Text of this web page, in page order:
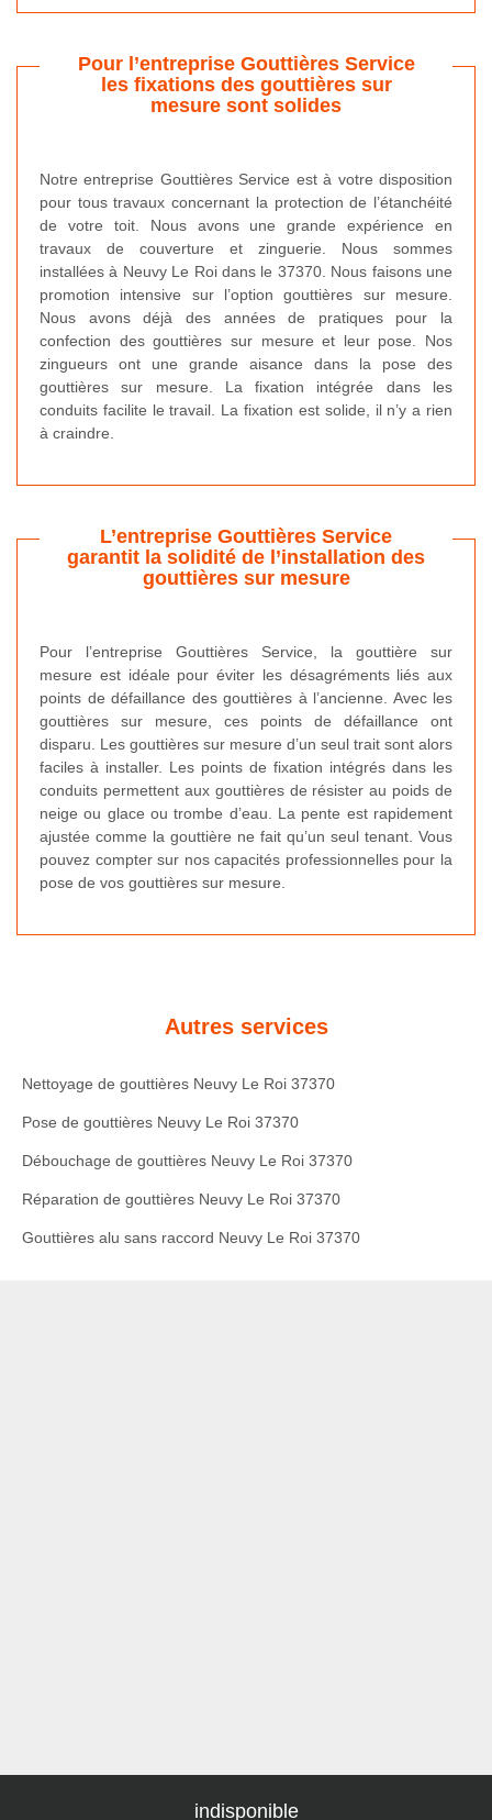
Pour l’entreprise Gouttières Service
les fixations des gouttières sur
mesure sont solides
Notre entreprise Gouttières Service est à votre disposition
pour tous travaux concernant la protection de l’étanchéité
de votre toit. Nous avons une grande expérience en
travaux de couverture et zinguerie. Nous sommes
installées à Neuvy Le Roi dans le 37370. Nous faisons une
promotion intensive sur l’option gouttières sur mesure.
Nous avons déjà des années de pratiques pour la
confection des gouttières sur mesure et leur pose. Nos
zingueurs ont une grande aisance dans la pose des
gouttières sur mesure. La fixation intégrée dans les
conduits facilite le travail. La fixation est solide, il n’y a rien
à craindre.
L’entreprise Gouttières Service
garantit la solidité de l’installation des
gouttières sur mesure
Pour l’entreprise Gouttières Service, la gouttière sur
mesure est idéale pour éviter les désagréments liés aux
points de défaillance des gouttières à l’ancienne. Avec les
gouttières sur mesure, ces points de défaillance ont
disparu. Les gouttières sur mesure d’un seul trait sont alors
faciles à installer. Les points de fixation intégrés dans les
conduits permettent aux gouttières de résister au poids de
neige ou glace ou trombe d’eau. La pente est rapidement
ajustée comme la gouttière ne fait qu’un seul tenant. Vous
pouvez compter sur nos capacités professionnelles pour la
pose de vos gouttières sur mesure.
Autres services
Nettoyage de gouttières Neuvy Le Roi 37370
Pose de gouttières Neuvy Le Roi 37370
Débouchage de gouttières Neuvy Le Roi 37370
Réparation de gouttières Neuvy Le Roi 37370
Gouttières alu sans raccord Neuvy Le Roi 37370
indisponible